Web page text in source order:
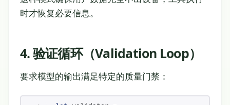
时才恢复必要信息。
4. 验证循环（Validation Loop）
要求模型的输出满足特定的质量门禁：